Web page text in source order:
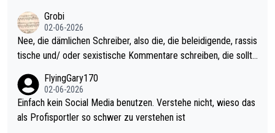
ohl wenig WDF Turniere spielen. Dies war bei Archie Self letzt
es Jahr der Fall. Er musste als amtierender Weltmeister durch
den Qualifier und ich glaube kaum, dass Mitchel sich das (in Ve
gas) antun würde, wenn er doch eigentlich die PDC-WM als Zi
el hat.
Grobi
02-06-2026
Nee, die dämlichen Schreiber, also die, die beleidigende, rassis
tische und/ oder sexistische Kommentare schreiben, die sollte
s Leben in den Griff kriegen. Nur eins wundert mich: Luke Little
r war doch neulich erst derjenige, der über Social Media GvV p
rovoziert hat. Und Littlers Mutter schießt öfters mal gegen Ric
FlyingGary170
02-06-2026
Einfach kein Social Media benutzen. Verstehe nicht, wieso das
als Profisportler so schwer zu verstehen ist